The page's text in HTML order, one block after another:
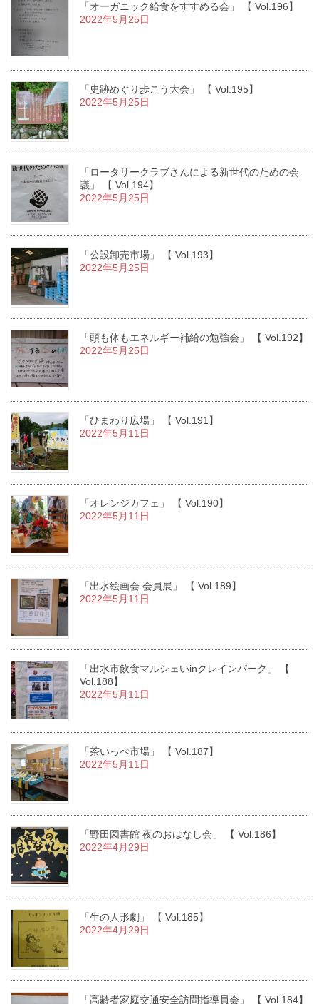
「オーガニック給食をすすめる会」 【 Vol.196】
2022年5月25日
「史跡めぐり歩こう大会」 【 Vol.195】
2022年5月25日
「ロータリークラブさんによる新世代のための会
議」 【 Vol.194】
2022年5月25日
「公設卸売市場」 【 Vol.193】
2022年5月25日
「頭も体もエネルギー補給の勉強会」 【 Vol.192】
2022年5月25日
「ひまわり広場」 【 Vol.191】
2022年5月11日
「オレンジカフェ」 【 Vol.190】
2022年5月11日
「出水絵画会 会員展」 【 Vol.189】
2022年5月11日
「出水市飲食マルシェいinクレインパーク」 【
Vol.188】
2022年5月11日
「茶いっぺ市場」 【 Vol.187】
2022年5月11日
「野田図書館 夜のおはなし会」 【 Vol.186】
2022年4月29日
「生の人形劇」 【 Vol.185】
2022年4月29日
「高齢者家庭交通安全訪問指導員会」 【 Vol.184】